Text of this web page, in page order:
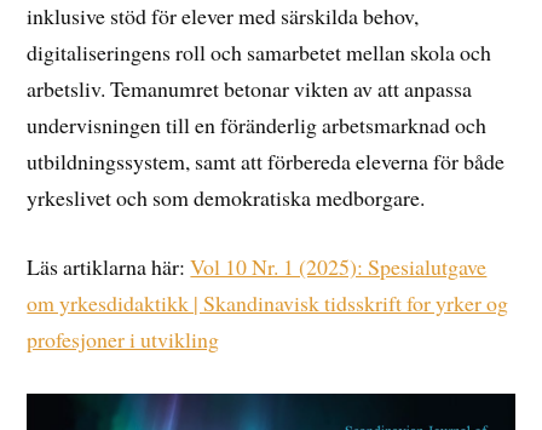
inklusive stöd för elever med särskilda behov,
digitaliseringens roll och samarbetet mellan skola och
arbetsliv. Temanumret betonar vikten av att anpassa
undervisningen till en föränderlig arbetsmarknad och
utbildningssystem, samt att förbereda eleverna för både
yrkeslivet och som demokratiska medborgare.
Läs artiklarna här:Vol 10 Nr. 1 (2025): Spesialutgave
om yrkesdidaktikk | Skandinavisk tidsskrift for yrker og
profesjoner i utvikling